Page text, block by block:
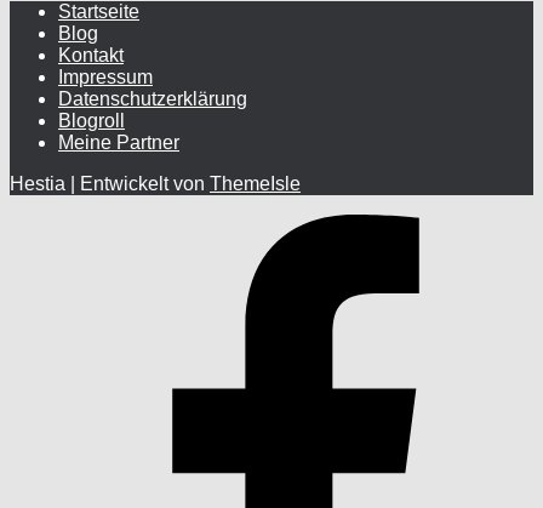
Startseite
Blog
Kontakt
Impressum
Datenschutzerklärung
Blogroll
Meine Partner
Hestia | Entwickelt von ThemeIsle